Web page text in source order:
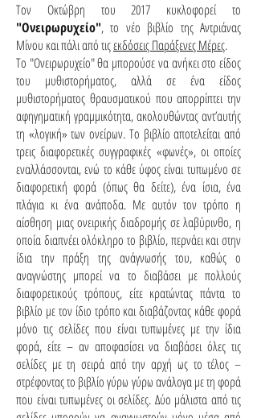
Τον Οκτώβρη του 2017 κυκλοφορεί το
"Ονειρωρυχείο", το νέο βιβλίο της Αντριάνας
Μίνου και πάλι από τιςεκδόσεις Παράξενες Μέρες.
Το "Ονειρωρυχείο" θα μπορούσε να ανήκει στο είδος
του μυθιστορήματος, αλλά σε ένα είδος
μυθιστορήματος θραυσματικού που απορρίπτει την
αφηγηματική γραμμικότητα, ακολουθώντας αντ’αυτής
τη «λογική» των ονείρων. Το βιβλίο αποτελείται από
τρεις διαφορετικές συγγραφικές «φωνές», οι οποίες
εναλλάσσονται, ενώ το κάθε ύφος είναι τυπωμένο σε
διαφορετική φορά (όπως θα δείτε), ένα ίσια, ένα
πλάγια κι ένα ανάποδα. Με αυτόν τον τρόπο η
αίσθηση μιας ονειρικής διαδρομής σε λαβύρινθο, η
οποία διαπνέει ολόκληρο το βιβλίο, περνάει και στην
ίδια την πράξη της ανάγνωσής του, καθώς ο
αναγνώστης μπορεί να το διαβάσει με πολλούς
διαφορετικούς τρόπους, είτε κρατώντας πάντα το
βιβλίο με τον ίδιο τρόπο και διαβάζοντας κάθε φορά
μόνο τις σελίδες που είναι τυπωμένες με την ίδια
φορά, είτε – αν αποφασίσει να διαβάσει όλες τις
σελίδες με τη σειρά από την αρχή ως το τέλος –
στρέφοντας το βιβλίο γύρω γύρω ανάλογα με τη φορά
που είναι τυπωμένες οι σελίδες. Δύο μάλιστα από τις